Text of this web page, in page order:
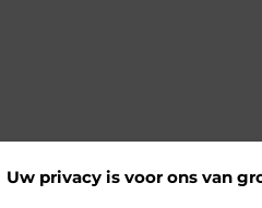
Uw privacy is voor ons van